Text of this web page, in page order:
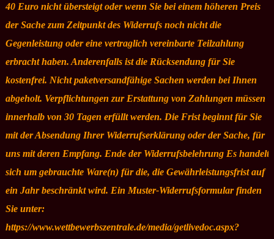
40 Euro nicht übersteigt oder wenn Sie bei einem höheren Preis
der Sache zum Zeitpunkt des Widerrufs noch nicht die
Gegenleistung oder eine vertraglich vereinbarte Teilzahlung
erbracht haben. Anderenfalls ist die Rücksendung für Sie
kostenfrei. Nicht paketversandfähige Sachen werden bei Ihnen
abgeholt. Verpflichtungen zur Erstattung von Zahlungen müssen
innerhalb von 30 Tagen erfüllt werden. Die Frist beginnt für Sie
mit der Absendung Ihrer Widerrufserklärung oder der Sache, für
uns mit deren Empfang. Ende der Widerrufsbelehrung Es handelt
sich um gebrauchte Ware(n) für die, die Gewährleistungsfrist auf
ein Jahr beschränkt wird. Ein Muster-Widerrufsformular finden
Sie unter:
https://www.wettbewerbszentrale.de/media/getlivedoc.aspx?